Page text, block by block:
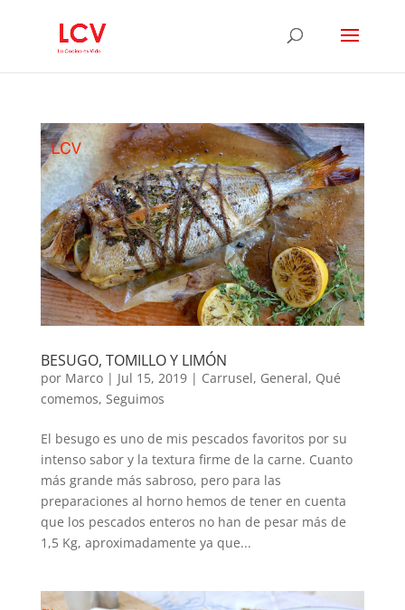
BESUGO, TOMILLO Y LIMÓN
por Marco| Jul 15, 2019| Carrusel, General, Qué
comemos, Seguimos
El besugo es uno de mis pescados favoritos por su
intenso sabor y la textura firme de la carne. Cuanto
más grande más sabroso, pero para las
preparaciones al horno hemos de tener en cuenta
que los pescados enteros no han de pesar más de
1,5 Kg, aproximadamente ya que...